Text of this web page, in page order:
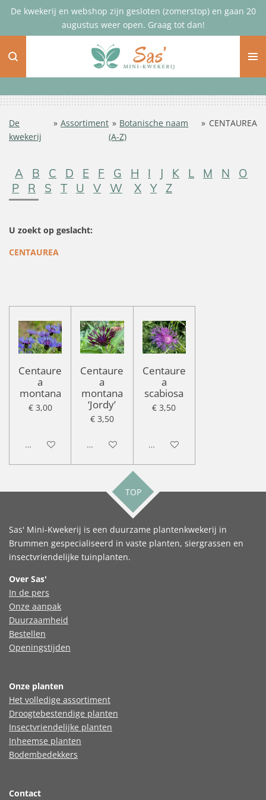
Ga
de
De kwekerij en webshop zijn gesloten (zomerstop) en gaan 20
augustus weer open. Graag tot dan!
De
kwekerij
» Assortiment » Botanische naam
(A-Z)
» CENTAUREA
A B C D E F G H I J K L M N
O
P
R S T U V W X Y Z
U zoekt op geslacht:
CENTAUREA
Centaure
a
montana
€ 3,00
Uitgeschakeld
Centaure
a
montana
‘Jordy’
€ 3,50
Uitgeschakeld
Centaure
a
scabiosa
€ 3,50
Uitgeschakeld
TOP
Sas' Mini-Kwekerij is een duurzame plantenkwekerij in
Brummen gespecialiseerd in vaste planten, siergrassen en
insectvriendelijke tuinplanten.
Over Sas'
In de pers
Onze aanpak
Duurzaamheid
Bestellen
Openingstijden
Onze planten
Het volledige assortiment
Droogtebestendige planten
Insectvriendelijke planten
Inheemse planten
Bodembedekkers
Contact